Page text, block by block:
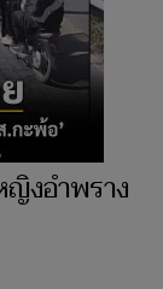
งอำพราง